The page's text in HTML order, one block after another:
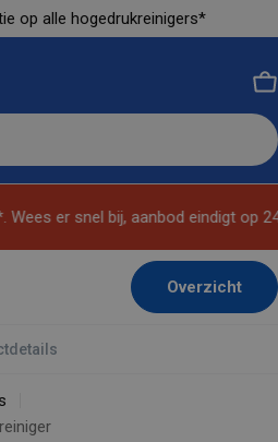
op alle hogedrukreinigers*
er snel bij, aanbod eindigt op
Overzicht